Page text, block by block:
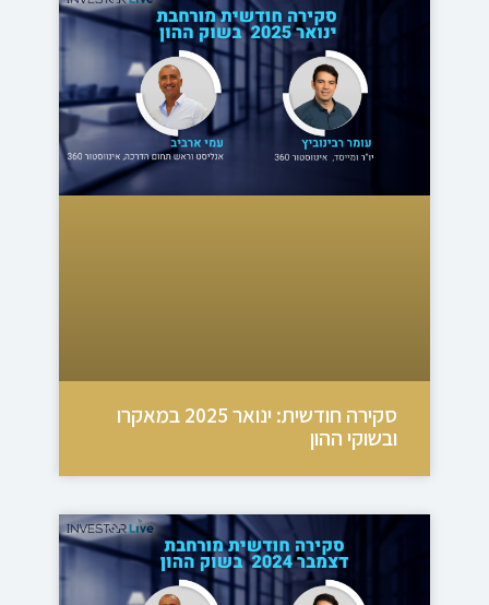
סקירה חודשית: ינואר 2025 במאקרו
ובשוקי ההון